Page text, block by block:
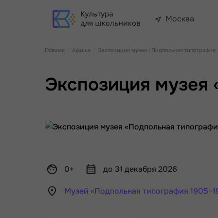
Москва
Главная Афиша Экспозиция музея «Подпольная типография
Экспозиция музея
0+ до 31 декабря 2026
Музей «Подпольная типография